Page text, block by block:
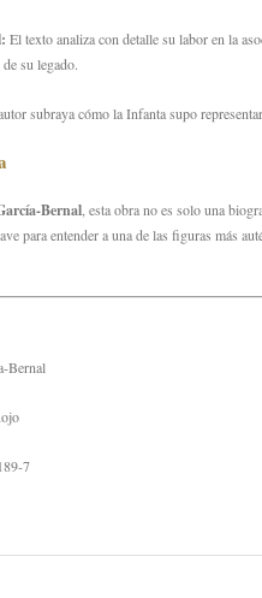
El texto analiza con detalle su labor en la
su legado.
subraya cómo la Infanta supo
Bernal esta obra no es solo una
para entender a una de las figuras más
Bernal
7